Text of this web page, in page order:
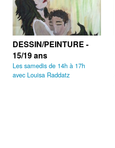
DESSIN/PEINTURE -
15/19 ans
Les samedis de 14h à 17h
avec Louisa Raddatz